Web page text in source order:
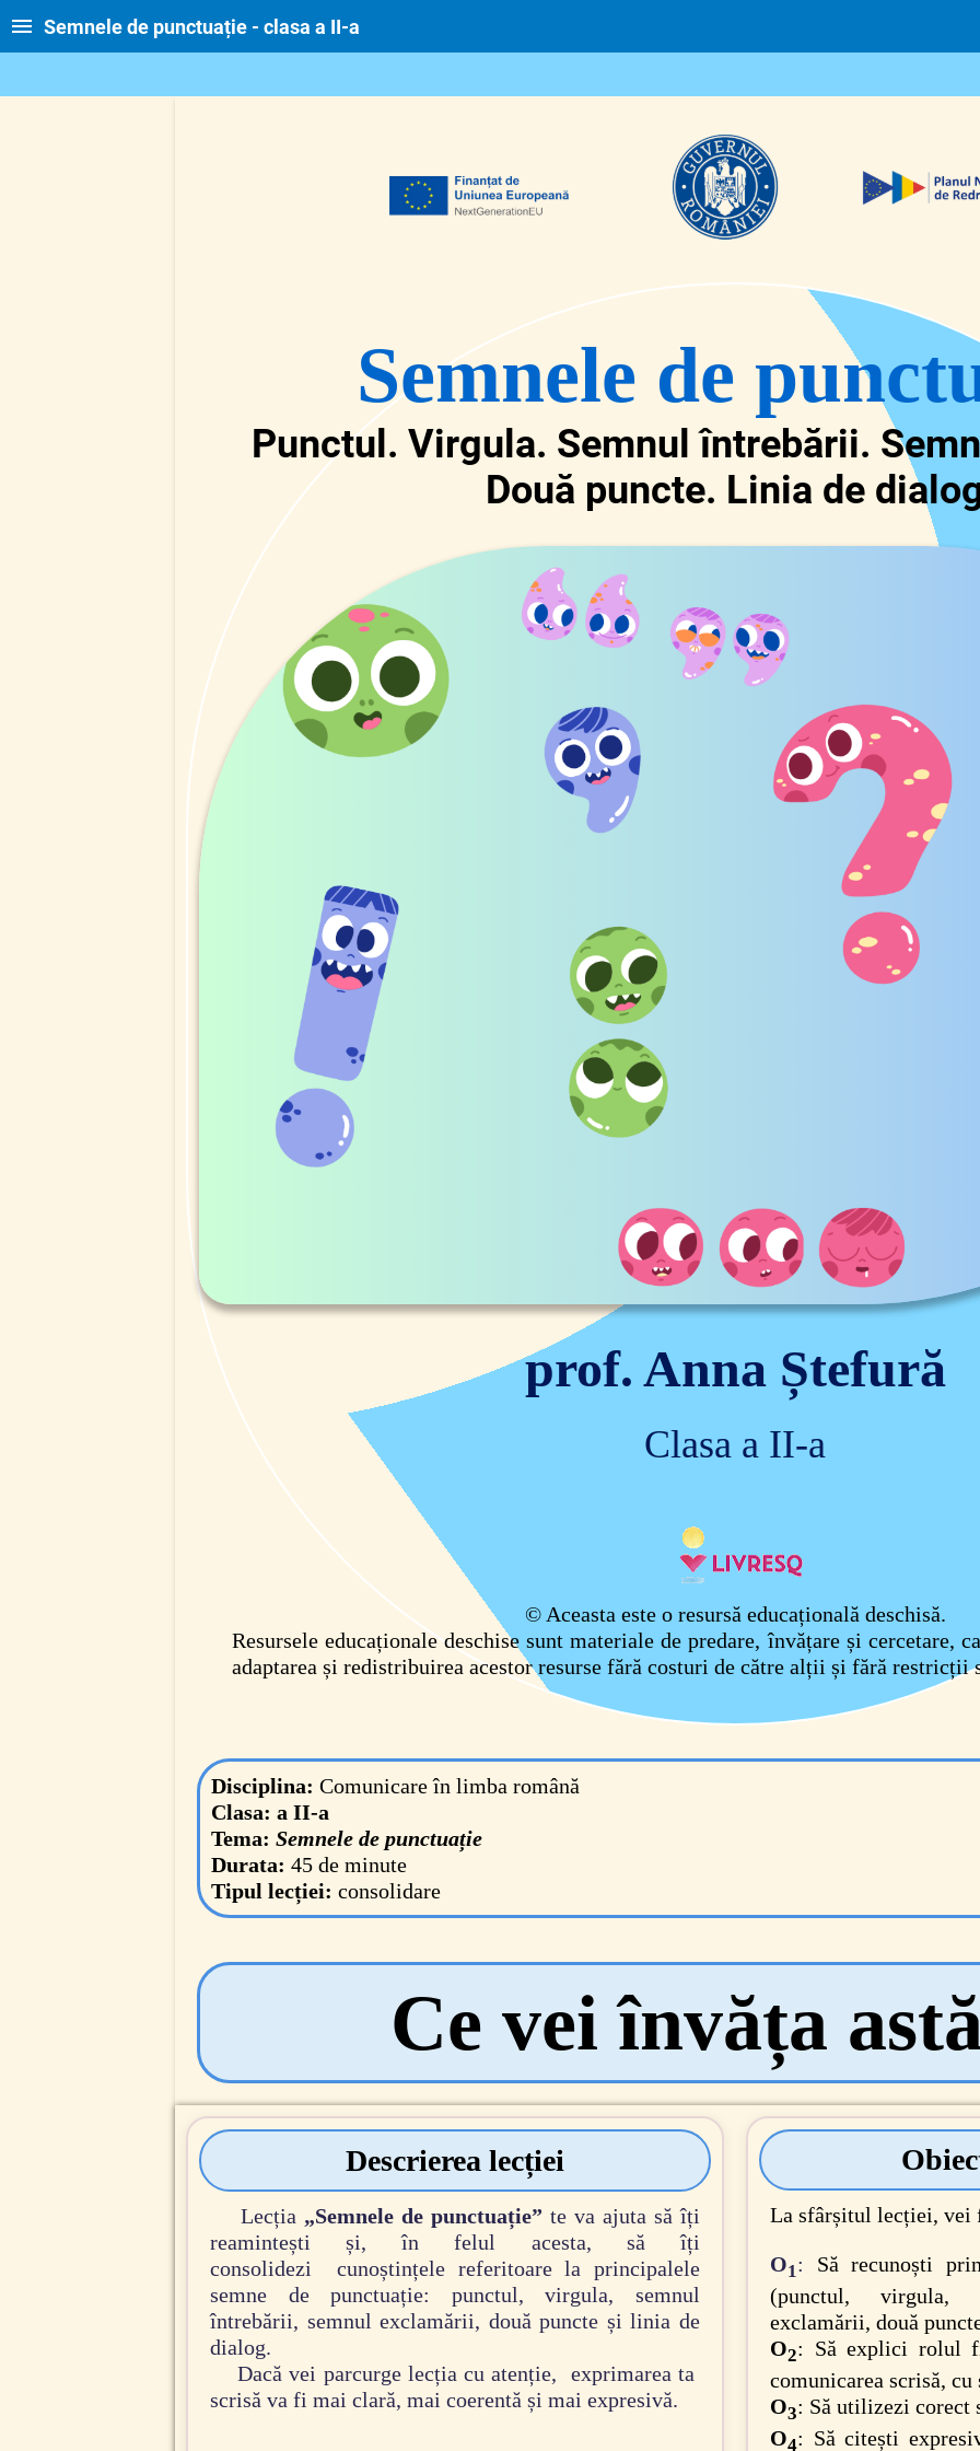
Semnele de punctuație - clasa a II-a
Semnele de
Punctul. Virgula. Semnul întrebării.
Două puncte. Linia de
prof. Anna Ștefură
Clasa a II-a
© Aceasta este o resursă educațională deschisă.
Resursele educaționale deschise sunt materiale de predare, învățare și cercetare,
adaptarea și redistribuirea acestor resurse fără costuri de către alții și fără restricții
Disciplina: Comunicare în limba română
Clasa: a II-a
Tema: Semnele de punctuație
Durata: 45 de minute
Tipul lecției: consolidare
Ce vei învăța
Descrierea lecției
Lecția „Semnele de punctuație” te va ajuta să îți
reamintești și, în felul acesta, să îți
consolidezi cunoștințele referitoare la principalele
semne de punctuație: punctul, virgula, semnul
întrebării, semnul exclamării, două puncte și linia de
dialog.
Dacă vei parcurge lecția cu atenție, exprimarea ta
scrisă va fi mai clară, mai coerentă și mai expresivă.
La sfârșitul lecției, vei
O1 : Să recunoști
(punctul, virgula,
exclamării, două
O2: Să explici rolul
comunicarea scrisă,
O3: Să utilizezi corect
O4: Să citești